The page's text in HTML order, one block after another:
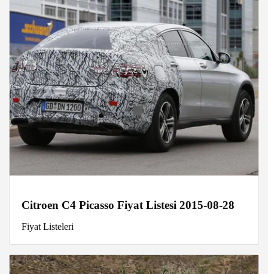
Citroen C4 Picasso Fiyat Listesi 2015-08-28
Fiyat Listeleri